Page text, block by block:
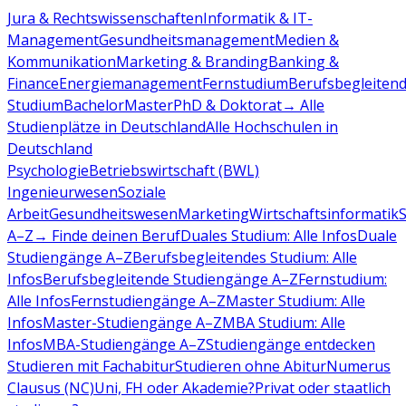
Jura & RechtswissenschaftenInformatik & IT-
ManagementGesundheitsmanagementMedien &
KommunikationMarketing & BrandingBanking &
FinanceEnergiemanagementFernstudiumBerufsbegleitend
StudiumBachelorMasterPhD & Doktorat→ Alle
Studienplätze in DeutschlandAlle Hochschulen in
Deutschland
PsychologieBetriebswirtschaft (BWL)
IngenieurwesenSoziale
ArbeitGesundheitswesenMarketingWirtschaftsinformatik
A–Z→ Finde deinen BerufDuales Studium: Alle InfosDuale
Studiengänge A–ZBerufsbegleitendes Studium: Alle
InfosBerufsbegleitende Studiengänge A–ZFernstudium:
Alle InfosFernstudiengänge A–ZMaster Studium: Alle
InfosMaster-Studiengänge A–ZMBA Studium: Alle
InfosMBA-Studiengänge A–ZStudiengänge entdecken
Studieren mit FachabiturStudieren ohne AbiturNumerus
Clausus (NC)Uni, FH oder Akademie?Privat oder staatlich